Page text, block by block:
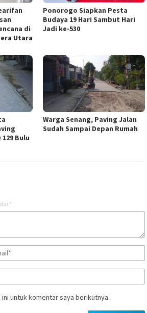
di
Utara
Ponorogo Siapkan Pesta
Budaya 19 Hari Sambut Hari
Jadi ke-530
Bulu
Warga Senang, Paving Jalan
Sudah Sampai Depan Rumah
*
untuk komentar saya berikutnya.